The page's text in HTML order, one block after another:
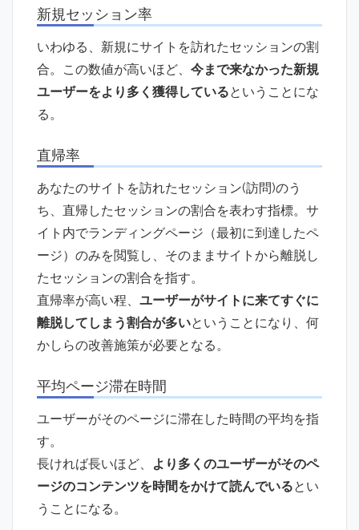
新規セッション率
いわゆる、新規にサイトを訪れたセッションの割
合。この数値が高いほど、 今まで来なかった新規
ユーザーをより多く獲得しているということにな
る。
直帰率
あなたのサイトを訪れたセッション(訪問)のう
ち、直帰したセッションの割合を表わす指標。サ
イト内でランディングページ（最初に到達したペ
ージ）のみを閲覧し、そのままサイトから離脱し
たセッションの割合を指す。
直帰率が高い程、 ユーザーがサイトに来てすぐに
離脱してしまう割合が多いということになり、何
かしらの改善施策が必要となる。
平均ページ滞在時間
ユーザーがそのページに滞在した時間の平均を指
す。
長ければ長いほど、
より多くのユーザーがそのペ
ージのコンテンツを時間をかけて読んでいるとい
うことになる。